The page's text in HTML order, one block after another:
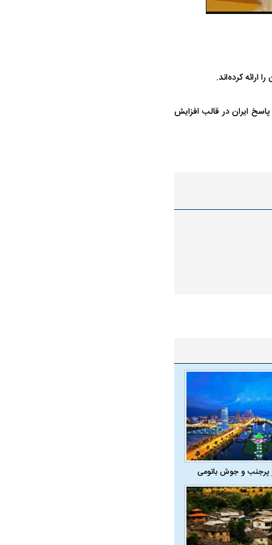
کرده‌اند.
ایران در قالب افزایش
و جوش باتومی
سریع‌تر، پنهان‌کارتر و
هواپیمای مرموز E-11A BACN چیست؟
سه خرید کلیدی